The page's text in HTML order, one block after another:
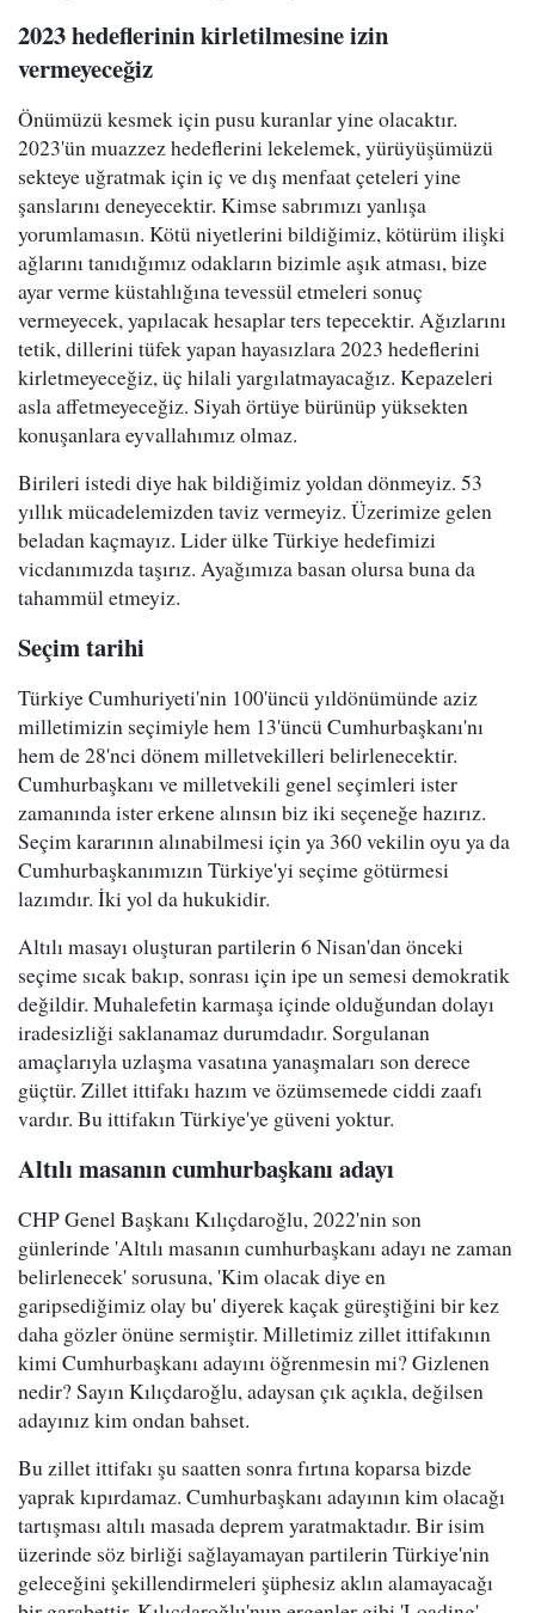
2023 hedeflerinin kirletilmesine izin
vermeyeceğiz
Önümüzü kesmek için pusu kuranlar yine olacaktır.
2023'ün muazzez hedeflerini lekelemek, yürüyüşümüzü
sekteye uğratmak için iç ve dış menfaat çeteleri yine
şanslarını deneyecektir. Kimse sabrımızı yanlışa
yorumlamasın. Kötü niyetlerini bildiğimiz, kötürüm ilişki
ağlarını tanıdığımız odakların bizimle aşık atması, bize
ayar verme küstahlığına tevessül etmeleri sonuç
vermeyecek, yapılacak hesaplar ters tepecektir. Ağızlarını
tetik, dillerini tüfek yapan hayasızlara 2023 hedeflerini
kirletmeyeceğiz, üç hilali yargılatmayacağız. Kepazeleri
asla affetmeyeceğiz. Siyah örtüye bürünüp yüksekten
konuşanlara eyvallahımız olmaz.
Birileri istedi diye hak bildiğimiz yoldan dönmeyiz. 53
yıllık mücadelemizden taviz vermeyiz. Üzerimize gelen
beladan kaçmayız. Lider ülke Türkiye hedefimizi
vicdanımızda taşırız. Ayağımıza basan olursa buna da
tahammül etmeyiz.
Seçim tarihi
Türkiye Cumhuriyeti'nin 100'üncü yıldönümünde aziz
milletimizin seçimiyle hem 13'üncü Cumhurbaşkanı'nı
hem de 28'nci dönem milletvekilleri belirlenecektir.
Cumhurbaşkanı ve milletvekili genel seçimleri ister
zamanında ister erkene alınsın biz iki seçeneğe hazırız.
Seçim kararının alınabilmesi için ya 360 vekilin oyu ya da
Cumhurbaşkanımızın Türkiye'yi seçime götürmesi
lazımdır. İki yol da hukukidir.
Altılı masayı oluşturan partilerin 6 Nisan'dan önceki
seçime sıcak bakıp, sonrası için ipe un semesi demokratik
değildir. Muhalefetin karmaşa içinde olduğundan dolayı
iradesizliği saklanamaz durumdadır. Sorgulanan
amaçlarıyla uzlaşma vasatına yanaşmaları son derece
güçtür. Zillet ittifakı hazım ve özümsemede ciddi zaafı
vardır. Bu ittifakın Türkiye'ye güveni yoktur.
Altılı masanın cumhurbaşkanı adayı
CHP Genel Başkanı Kılıçdaroğlu, 2022'nin son
günlerinde 'Altılı masanın cumhurbaşkanı adayı ne zaman
belirlenecek' sorusuna, 'Kim olacak diye en
garipsediğimiz olay bu' diyerek kaçak güreştiğini bir kez
daha gözler önüne sermiştir. Milletimiz zillet ittifakının
kimi Cumhurbaşkanı adayını öğrenmesin mi? Gizlenen
nedir? Sayın Kılıçdaroğlu, adaysan çık açıkla, değilsen
adayınız kim ondan bahset.
Bu zillet ittifakı şu saatten sonra fırtına koparsa bizde
yaprak kıpırdamaz. Cumhurbaşkanı adayının kim olacağı
tartışması altılı masada deprem yaratmaktadır. Bir isim
üzerinde söz birliği sağlayamayan partilerin Türkiye'nin
geleceğini şekillendirmeleri şüphesiz aklın alamayacağı